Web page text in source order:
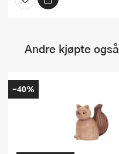
Andre kjøpte også
-40%